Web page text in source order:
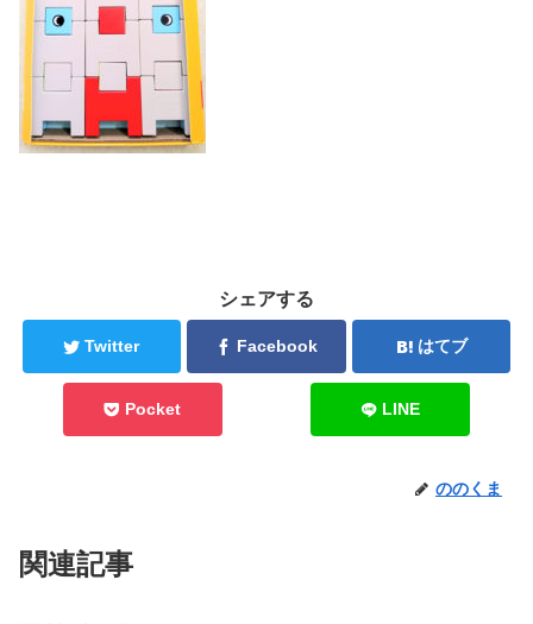
シェアする
Twitter Facebook はてブ
Pocket LINE
ののくま
関連記事